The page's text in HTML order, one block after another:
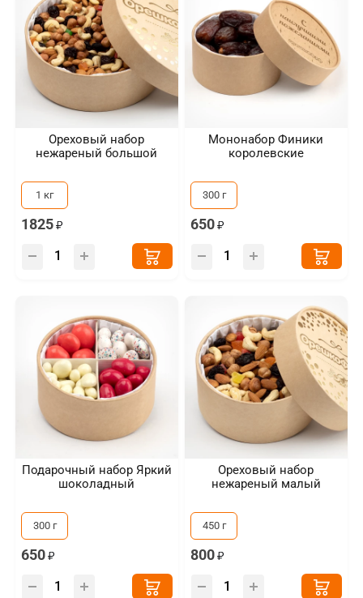
Ореховый набор
нежареный большой
1 кг
1825
Мононабор Финики
королевские
300 г
650
Подарочный набор Яркий
шоколадный
300 г
650
Ореховый набор
нежареный малый
450 г
800